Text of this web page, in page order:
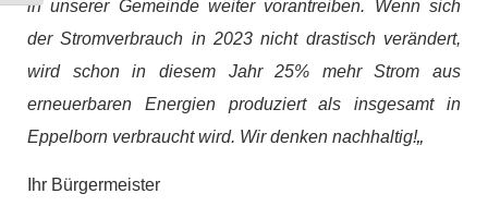
in unserer Gemeinde weiter vorantreiben. Wenn sich
der Stromverbrauch in 2023 nicht drastisch verändert,
wird schon in diesem Jahr 25% mehr Strom aus
erneuerbaren Energien produziert als insgesamt in
Eppelborn verbraucht wird. Wir denken nachhaltig!„
Ihr Bürgermeister